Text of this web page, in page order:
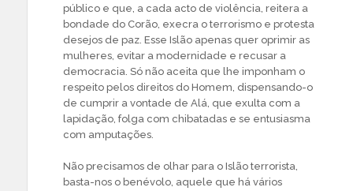
público e que, a cada acto de violência, reitera a
bondade do Corão, execra o terrorismo e protesta
desejos de paz. Esse Islão apenas quer oprimir as
mulheres, evitar a modernidade e recusar a
democracia. Só não aceita que lhe imponham o
respeito pelos direitos do Homem, dispensando-o
de cumprir a vontade de Alá, que exulta com a
lapidação, folga com chibatadas e se entusiasma
com amputações.
Não precisamos de olhar para o Islão terrorista,
basta-nos o benévolo, aquele que há vários